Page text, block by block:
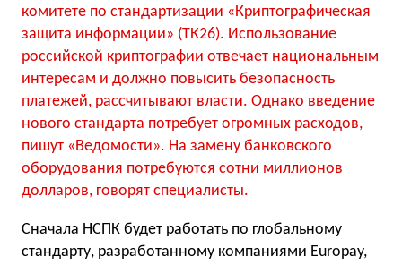
комитете по стандартизации «Криптографическая
защита информации» (ТК26). Использование
российской криптографии отвечает национальным
интересам и должно повысить безопасность
платежей, рассчитывают власти. Однако введение
нового стандарта потребует огромных расходов,
пишут «Ведомости». На замену банковского
оборудования потребуются сотни миллионов
долларов, говорят специалисты.
Сначала НСПК будет работать по глобальному
стандарту, разработанному компаниями Europay,